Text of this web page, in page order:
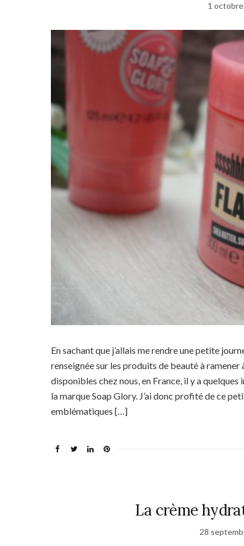
1
En sachant que j’allais me rendre une petite
renseignée sur les produits de beauté à
disponibles chez nous, en France, il y a
la marque Soap Glory. J’ai donc profité de ce
emblématiques […]
La crème
28